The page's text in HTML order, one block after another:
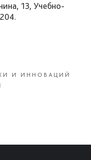
13, Учебно-
И ИННОВАЦИЙ